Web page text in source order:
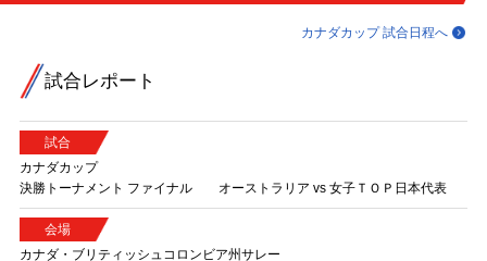
カナダカップ 試合日程へ
試合レポート
試合
カナダカップ
決勝トーナメント ファイナル オーストラリア vs 女子ＴＯＰ日本代表
会場
カナダ・ブリティッシュコロンビア州サレー